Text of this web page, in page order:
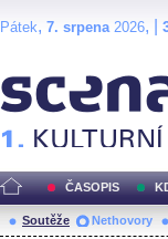
Pátek, 7. srpena2026, |
ČASOPIS
Soutěže Nethovory